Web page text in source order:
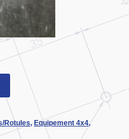
Rotules,Equipement 4x4,